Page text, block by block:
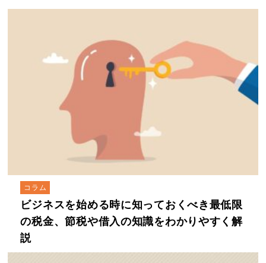
コラム
ビジネスを始める時に知っておくべき最低限
の税金、節税や借入の知識をわかりやすく解
説